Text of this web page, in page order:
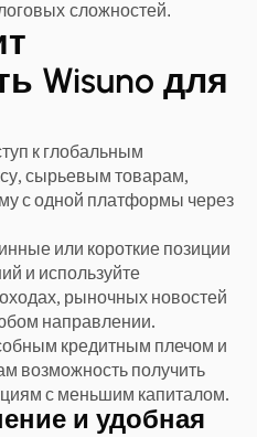
сложностей.
Wisuno для
к глобальным
сырьевым товарам,
с одной платформы через
или короткие позиции
и используйте
рыночных новостей
направлении.
кредитным плечом и
возможность получить
с меньшим капиталом.
и удобная